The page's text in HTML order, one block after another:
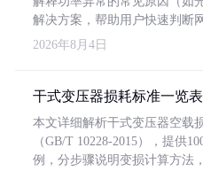
解决方案，帮助用户快速判断
2026年8月4日
干式变压器损耗标准一览
本文详细解析干式变压器空载
（GB/T 10228-2015），提供
例，分步骤说明变损计算方法